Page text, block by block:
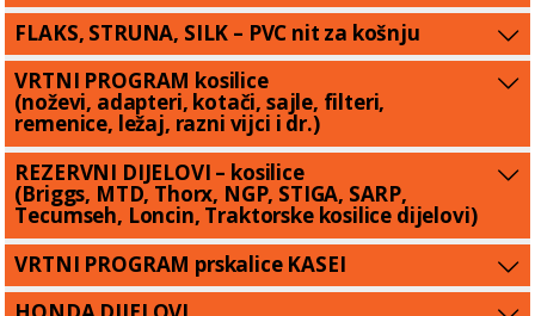
FLAKS, STRUNA, SILK – PVC nit za košnju
VRTNI PROGRAM kosilice
(noževi, adapteri, kotači, sajle, filteri,
remenice, ležaj, razni vijci i dr.)
REZERVNI DIJELOVI – kosilice
(Briggs, MTD, Thorx, NGP, STIGA, SARP,
Tecumseh, Loncin, Traktorske kosilice dijelovi)
VRTNI PROGRAM prskalice KASEI